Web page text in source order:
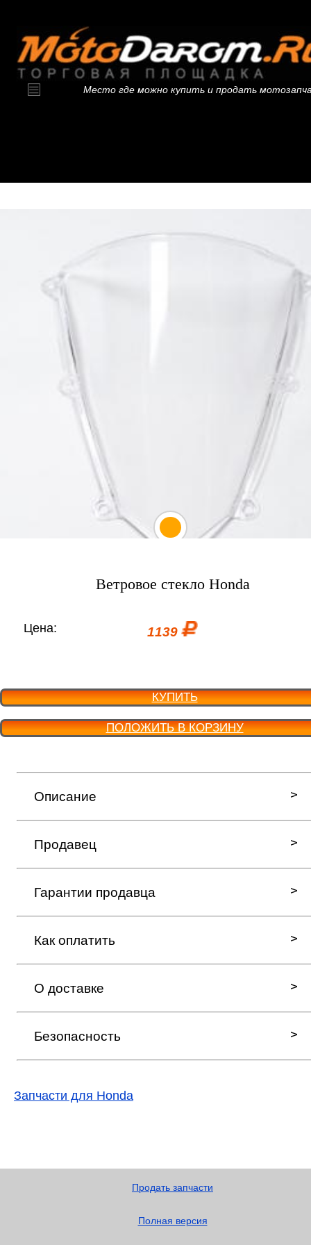
Место где можно купить и продать
Ветровое стекло Honda
Цена: 1139
КУПИТЬ
ПОЛОЖИТЬ В КОРЗИНУ
Описание
Продавец
Гарантии продавца
Как оплатить
О доставке
Безопасность
Запчасти для Honda
Продать запчасти
Полная версия